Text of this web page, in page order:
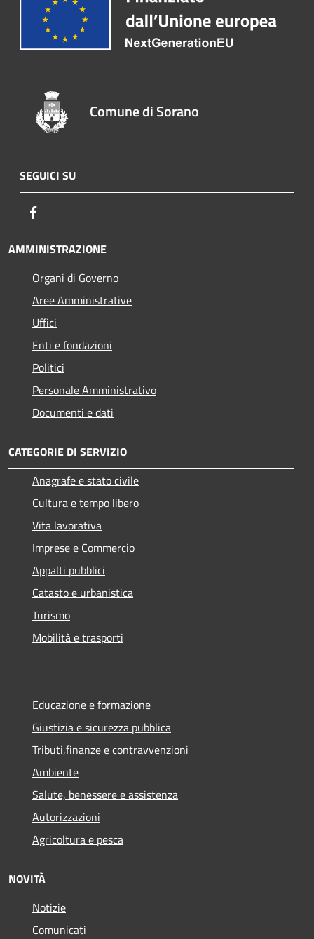
Comune di Sorano
SEGUICI SU
AMMINISTRAZIONE
Organi di Governo
Aree Amministrative
Uffici
Enti e fondazioni
Politici
Personale Amministrativo
Documenti e dati
CATEGORIE DI SERVIZIO
Anagrafe e stato civile
Cultura e tempo libero
Vita lavorativa
Imprese e Commercio
Appalti pubblici
Catasto e urbanistica
Turismo
Mobilità e trasporti
Educazione e formazione
Giustizia e sicurezza pubblica
Tributi,finanze e contravvenzioni
Ambiente
Salute, benessere e assistenza
Autorizzazioni
Agricoltura e pesca
NOVITÀ
Notizie
Comunicati